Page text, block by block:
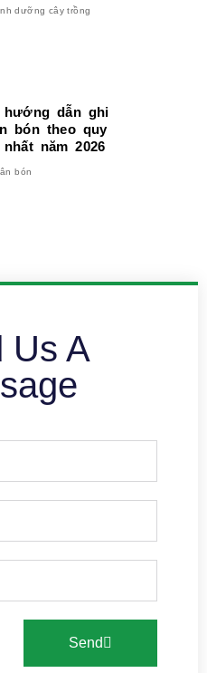
dưỡng cây trồng
hướng dẫn ghi
bón theo quy
năm 2026
bón
Us A
Send